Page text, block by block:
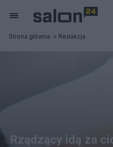
Strona główna Redakcja
Rządzący idą za